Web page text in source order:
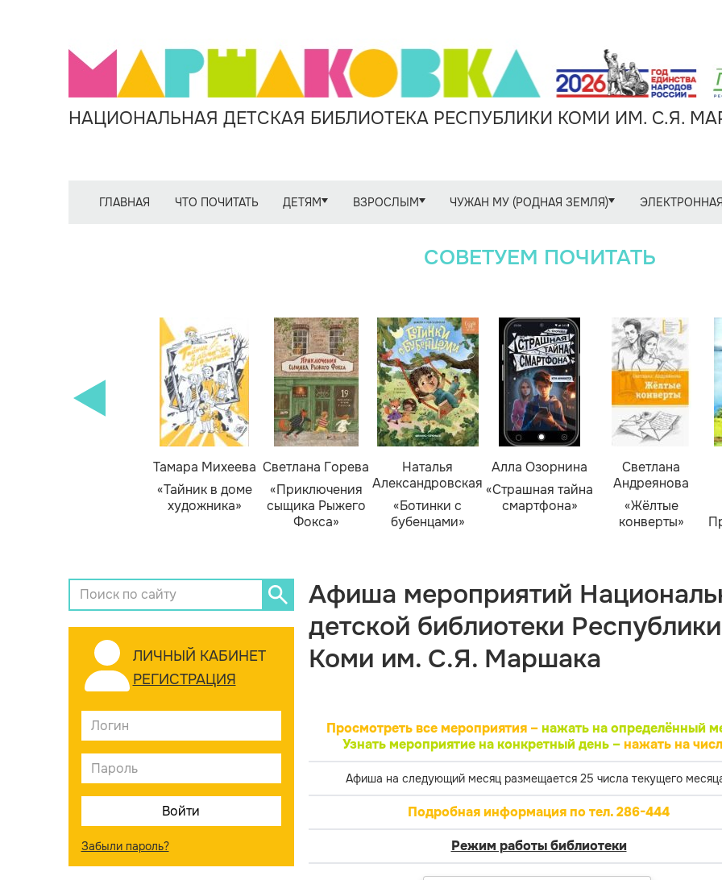
НАЦИОНАЛЬНАЯ ДЕТСКАЯ БИБЛИОТЕКА РЕСПУБЛИКИ КОМИ ИМ. С.Я.
ГЛАВНАЯ ЧТО ПОЧИТАТЬ ДЕТЯМ ВЗРОСЛЫМ ЧУЖАН МУ (РОДНАЯ ЗЕМЛЯ)
СОВЕТУЕМ ПОЧИТАТЬ
Тамара Михеева
«Тайник в доме
художника»
Светлана Горева
«Приключения
сыщика Рыжего
Фокса»
Наталья
Александровская
«Ботинки с
бубенцами»
Алла Озорнина
«Страшная тайна
смартфона»
Светлана
Андреянова
«Жёлтые
конверты»
ЛИЧНЫЙ КАБИНЕТ
РЕГИСТРАЦИЯ
Забыли пароль?
Афиша мероприятий
детской библиотеки Республики
Коми им. С.Я. Маршака
Просмотреть все мероприятия – нажать на определённый
Узнать мероприятие на конкретный день –нажать на
Афиша на следующий месяц размещается 25 числа текущего
Подробная информация по тел. 286-444
Режим работы библиотеки